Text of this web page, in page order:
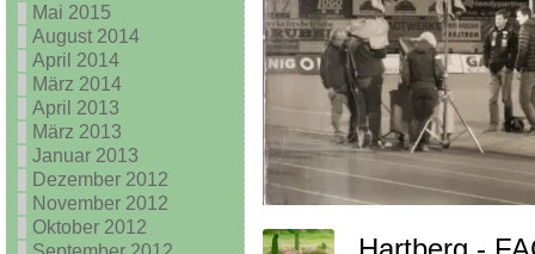
Mai 2015
August 2014
April 2014
März 2014
April 2013
März 2013
Januar 2013
Dezember 2012
November 2012
Oktober 2012